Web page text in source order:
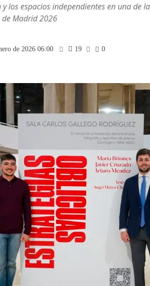
los espacios independientes en una de
Madrid 2026
de 2026 06:00 19 0